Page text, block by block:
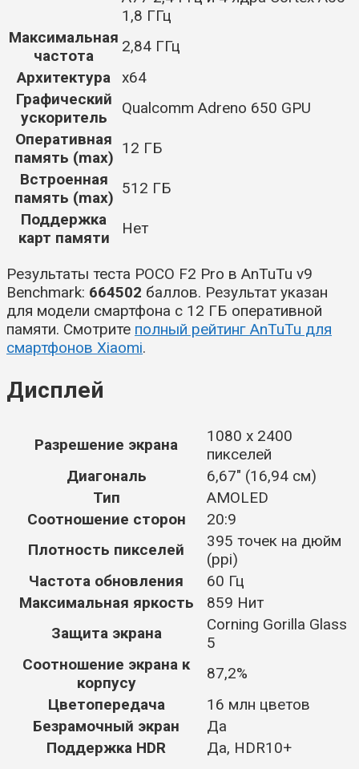
1,8 ГГц
Максимальная
частота
2,84 ГГц
Архитектура
x64
Графический
ускоритель
Qualcomm Adreno 650 GPU
Оперативная
память (max)
12 ГБ
Встроенная
память (max)
512 ГБ
Поддержка
карт памяти
Нет
Результаты теста POCO F2 Pro в AnTuTu v9
Benchmark: 664502 баллов. Результат указан
для модели смартфона с 12 ГБ оперативной
памяти. Смотрите полный рейтинг AnTuTu для
смартфонов Xiaomi.
Дисплей
Разрешение экрана
1080 x 2400
пикселей
Диагональ
6,67" (16,94 см)
Тип
AMOLED
Соотношение сторон
20:9
Плотность пикселей
395 точек на дюйм
(ppi)
Частота обновления
60 Гц
Максимальная яркость
859 Нит
Защита экрана
Corning Gorilla Glass
5
Соотношение экрана к
корпусу
87,2%
Цветопередача
16 млн цветов
Безрамочный экран
Да
Поддержка HDR
Да, HDR10+